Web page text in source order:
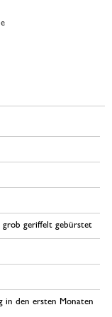
geriffelt gebürstet
in den ersten Monaten